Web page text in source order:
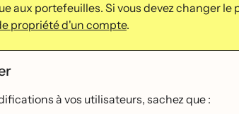
aux portefeuilles. Si vous devez changer
propriété d'un compte.
à vos utilisateurs, sachez que :